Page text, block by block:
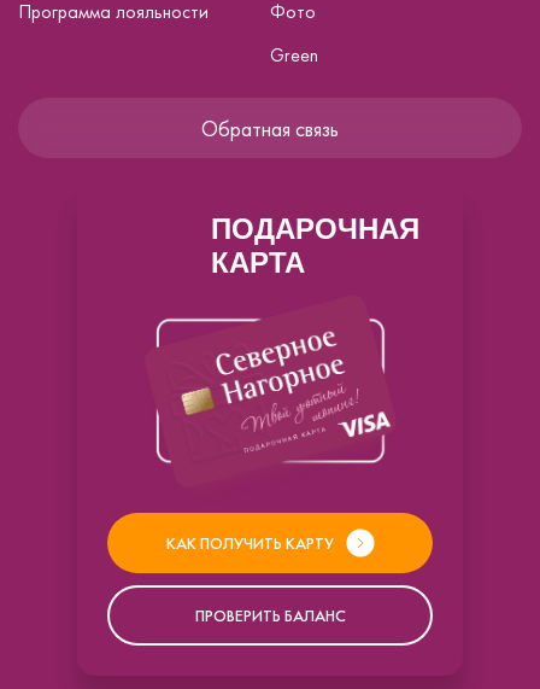
Программа лояльности
Фото
Green
Обратная связь
ПОДАРОЧНАЯ
КАРТА
КАК ПОЛУЧИТЬ КАРТУ
ПРОВЕРИТЬ БАЛАНС